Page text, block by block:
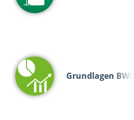
Grundlagen BWL